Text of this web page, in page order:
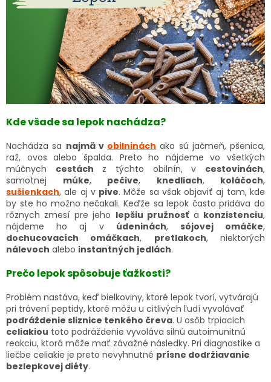
Kde všade sa lepok nachádza?
Nachádza sa najmä v obilninách ako sú jačmeň, pšenica,
raž, ovos alebo špalda. Preto ho nájdeme vo všetkých
múčnych cestách z týchto obilnín, v cestovinách,
samotnej múke, pečive, knedliach, koláčoch,
sušienkach, ale aj v pive. Môže sa však objaviť aj tam, kde
by ste ho možno nečakali. Keďže sa lepok často pridáva do
rôznych zmesí pre jeho lepšiu pružnosťa konzistenciu,
nájdeme ho aj v údeninách, sójovej omáčke,
dochucovacích omáčkach, pretlakoch, niektorých
nálevoch alebo instantných jedlách.
Prečo lepok spôsobuje ťažkosti?
Problém nastáva, keď bielkoviny, ktoré lepok tvorí, vytvárajú
pri trávení peptidy, ktoré môžu u citlivých ľudí vyvolávať
podráždenie sliznice tenkého čreva. U osôb trpiacich
celiakiou toto podráždenie vyvoláva silnú autoimunitnú
reakciu, ktorá môže mať závažné následky. Pri diagnostike a
liečbe celiakie je preto nevyhnutné prísne dodržiavanie
bezlepkovej diéty.